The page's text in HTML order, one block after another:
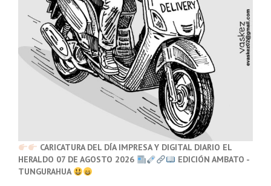
CARICATURA DEL DÍA IMPRESA Y DIGITAL DIARIO EL
HERALDO 07 DE AGOSTO 2026
EDICIÓN AMBATO -
TUNGURAHUA